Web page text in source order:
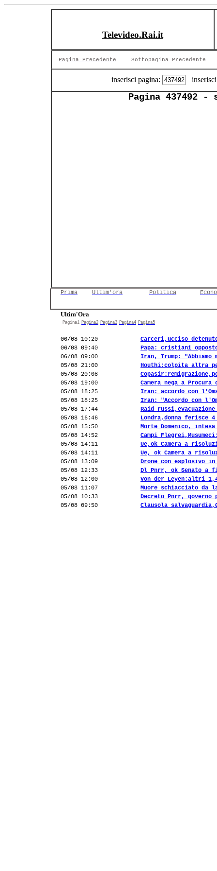
Televideo.Rai.it
Pagina Precedente Sottopagina Precedente
inserisci pagina:
Pagina 437492 -
Prima Ultim'ora Politica
Ultim'Ora
Pagina1 Pagina2 Pagina3 Pagina4 Pagina5
06/08 10:20
Carceri,ucciso
06/08 09:40
Papa: cristiani
06/08 09:00
Iran, Trump: "Abbiamo
05/08 21:00
Houthi:colpita altra
05/08 20:08
05/08 19:00
Camera nega a
05/08 18:25
Iran: accordo con
05/08 18:25
Iran: "Accordo con
05/08 17:44
Raid
05/08 16:46
Londra,donna ferisce
05/08 15:50
Morte Domenico,
05/08 14:52
Campi
05/08 14:11
Ue,ok Camera a
05/08 14:11
Ue, ok Camera a
05/08 13:09
Drone con esplosivo
05/08 12:33
Dl Pnrr, ok Senato a
05/08 12:00
Von der Leyen:altri
05/08 11:07
Muore schiacciato da
05/08 10:33
Decreto Pnrr,
05/08 09:50
Clausola